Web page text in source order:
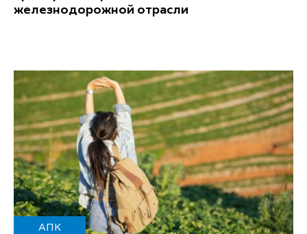
железнодорожной отрасли
АПК